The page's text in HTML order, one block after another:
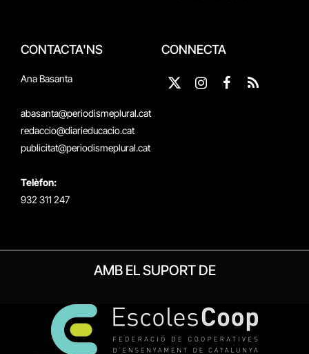
CONTACTA'NS
Ana Basanta
abasanta@periodismeplural.cat
redaccio@diarieducacio.cat
publicitat@periodismeplural.cat
Telèfon:
932 311 247
CONNECTA
X
Instagram
Facebook
RSS
AMB EL SUPORT DE